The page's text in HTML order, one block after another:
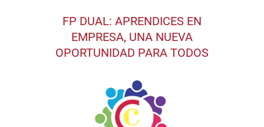
FP DUAL: APRENDICES EN
EMPRESA, UNA NUEVA
OPORTUNIDAD PARA TODOS